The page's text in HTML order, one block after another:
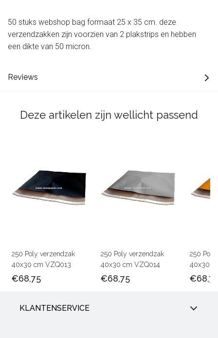
50 stuks webshop bag formaat 25 x 35 cm. deze
verzendzakken zijn voorzien van 2 plakstrips en hebben
een dikte van 50 micron.
Reviews
Deze artikelen zijn wellicht passend
250 Poly verzendzak
40x30 cm VZQ013
€68,75
250 Poly verzendzak
40x30 cm VZQ014
€68,75
250
40x30
KLANTENSERVICE